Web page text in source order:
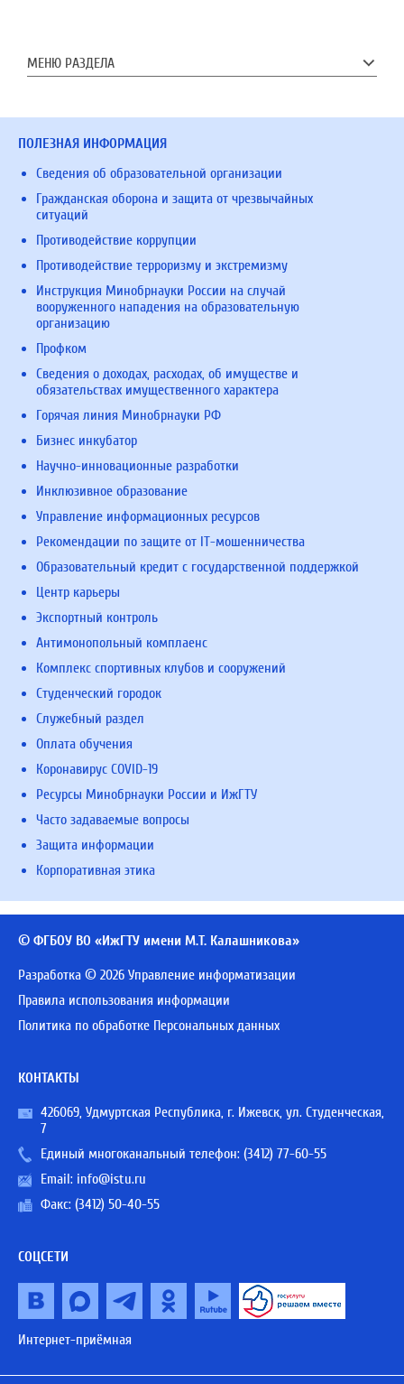
МЕНЮ РАЗДЕЛА
ПОЛЕЗНАЯ ИНФОРМАЦИЯ
Сведения об образовательной организации
Гражданская оборона и защита от чрезвычайных
ситуаций
Противодействие коррупции
Противодействие терроризму и экстремизму
Инструкция Минобрнауки России на случай
вооруженного нападения на образовательную
организацию
Профком
Сведения о доходах, расходах, об имуществе и
обязательствах имущественного характера
Горячая линия Минобрнауки РФ
Бизнес инкубатор
Научно-инновационные разработки
Инклюзивное образование
Управление информационных ресурсов
Рекомендации по защите от IT-мошенничества
Образовательный кредит с государственной поддержкой
Центр карьеры
Экспортный контроль
Антимонопольный комплаенс
Комплекс спортивных клубов и сооружений
Студенческий городок
Служебный раздел
Оплата обучения
Коронавирус COVID-19
Ресурсы Минобрнауки России и ИжГТУ
Часто задаваемые вопросы
Защита информации
Корпоративная этика
© ФГБОУ ВО «ИжГТУ имени М.Т. Калашникова»
Разработка © 2026 Управление информатизации
Правила использования информации
Политика по обработке Персональных данных
КОНТАКТЫ
426069, Удмуртская Республика, г. Ижевск, ул. Студенческая,
7
Единый многоканальный телефон: (3412) 77-60-55
Email: info@istu.ru
Факс: (3412) 50-40-55
СОЦСЕТИ
Интернет-приёмная